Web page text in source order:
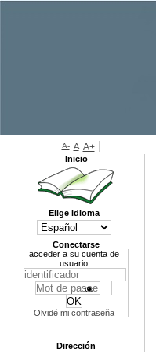
A- A A+
Inicio
Elige idioma
Conectarse
acceder a su cuenta de
usuario
Olvidé mi contraseña
Dirección